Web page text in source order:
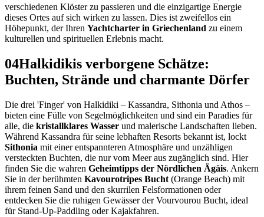
verschiedenen Klöster zu passieren und die einzigartige Energie
dieses Ortes auf sich wirken zu lassen. Dies ist zweifellos ein
Höhepunkt, der Ihren Yachtcharter in Griechenland zu einem
kulturellen und spirituellen Erlebnis macht.
04Halkidikis verborgene Schätze:
Buchten, Strände und charmante Dörfer
Die drei 'Finger' von Halkidiki – Kassandra, Sithonia und Athos –
bieten eine Fülle von Segelmöglichkeiten und sind ein Paradies für
alle, die kristallklares Wasser und malerische Landschaften lieben.
Während Kassandra für seine lebhaften Resorts bekannt ist, lockt
Sithonia mit einer entspannteren Atmosphäre und unzähligen
versteckten Buchten, die nur vom Meer aus zugänglich sind. Hier
finden Sie die wahren Geheimtipps der Nördlichen Ägäis. Ankern
Sie in der berühmten Kavourotripes Bucht (Orange Beach) mit
ihrem feinen Sand und den skurrilen Felsformationen oder
entdecken Sie die ruhigen Gewässer der Vourvourou Bucht, ideal
für Stand-Up-Paddling oder Kajakfahren.